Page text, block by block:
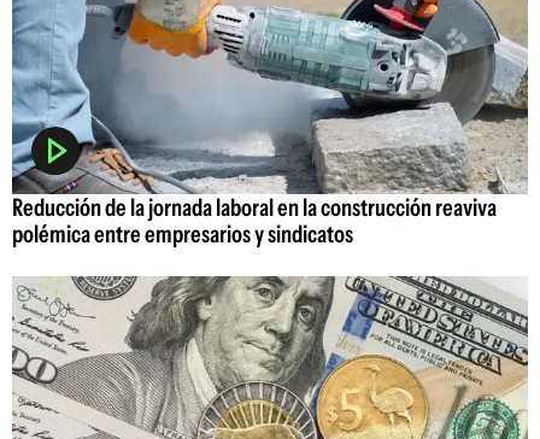
Reducción de la jornada laboral en la construcción reaviva
polémica entre empresarios y sindicatos